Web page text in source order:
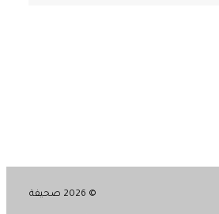
© 2026 صحيفة